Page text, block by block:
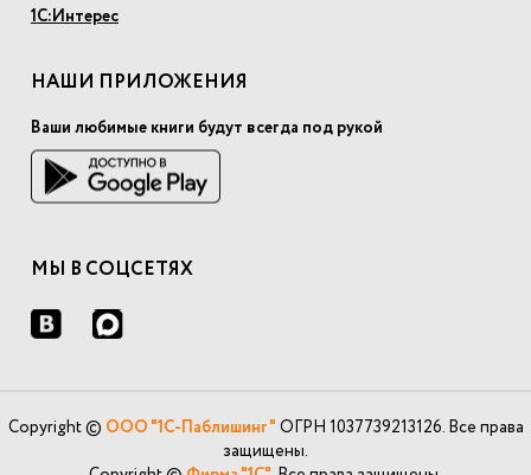
1С:Интерес
НАШИ ПРИЛОЖЕНИЯ
Ваши любимые книги будут всегда под рукой
МЫ В СОЦСЕТЯХ
Copyright © ООО "1С-Паблишинг" ОГРН 1037739213126. Все права
защищены.